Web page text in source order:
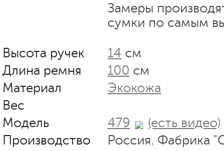
Замеры
сумки по самым
Высота ручек 14 см
Длина ремня
100 см
Материал
Экокожа
Вес
Модель
479
(есть видео)
Производство
Россия. Фабрика